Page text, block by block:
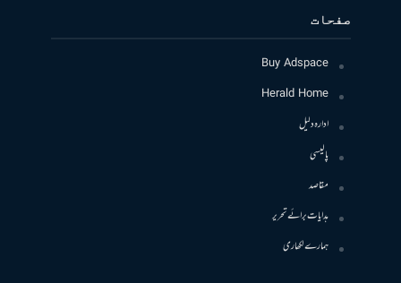
صفحات
Buy Adspace
Herald Home
ادارہ دلیل
پالیسی
مقاصد
ہدایات برائے تحریر
ہمارے لکھاری